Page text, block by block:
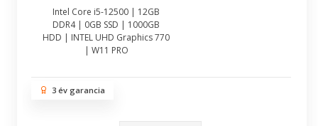
Intel Core i5-12500 | 12GB
DDR4 | 0GB SSD | 1000GB
HDD | INTEL UHD Graphics 770
| W11 PRO
3 év garancia